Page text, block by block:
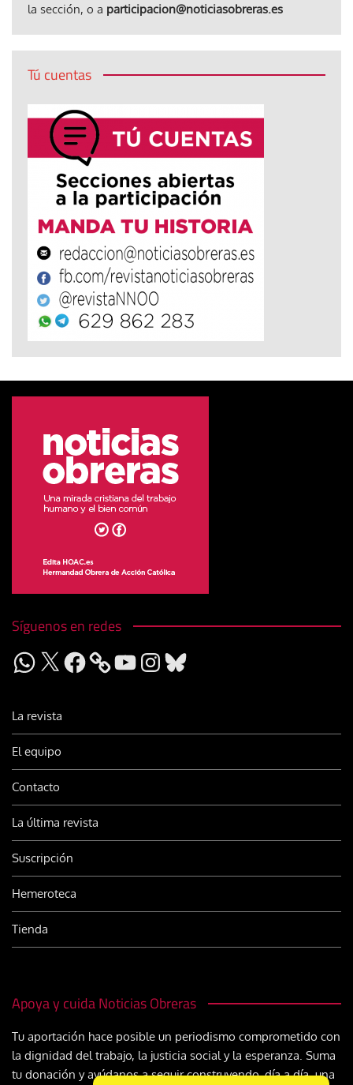
la sección, o a participacion@noticiasobreras.es
Tú cuentas
Síguenos en redes
WhatsApp
X Facebook YouTubeInstagram
Bluesky
La revista
El equipo
Contacto
La última revista
Suscripción
Hemeroteca
Tienda
Apoya y cuida Noticias Obreras
Tu aportación hace posible un periodismo comprometido con
la dignidad del trabajo, la justicia social y la esperanza. Suma
tu donación y ayúdanos a seguir construyendo, día a día, una